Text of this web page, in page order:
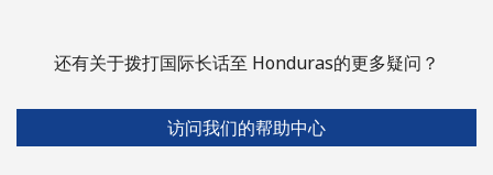
还有关于拨打国际长话至 Honduras的更多疑问？
访问我们的帮助中心